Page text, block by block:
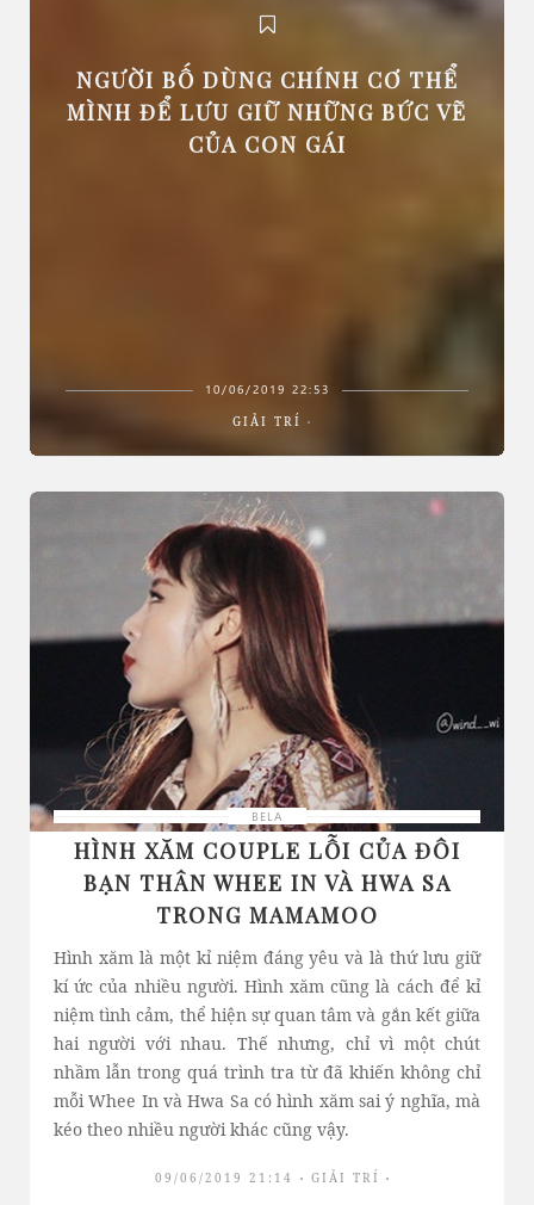
NGƯỜI BỐ DÙNG CHÍNH CƠ THỂ
MÌNH ĐỂ LƯU GIỮ NHỮNG BỨC VẼ
CỦA CON GÁI
10/06/2019 22:53
GIẢI TRÍ
BELA
HÌNH XĂM COUPLE LỖI CỦA ĐÔI
BẠN THÂN WHEE IN VÀ HWA SA
TRONG MAMAMOO
Hình xăm là một kỉ niệm đáng yêu và là thứ lưu giữ
kí ức của nhiều người. Hình xăm cũng là cách để kỉ
niệm tình cảm, thể hiện sự quan tâm và gắn kết giữa
hai người với nhau. Thế nhưng, chỉ vì một chút
nhầm lẫn trong quá trình tra từ đã khiến không chỉ
mỗi Whee In và Hwa Sa có hình xăm sai ý nghĩa, mà
kéo theo nhiều người khác cũng vậy.
09/06/2019 21:14 GIẢI TRÍ